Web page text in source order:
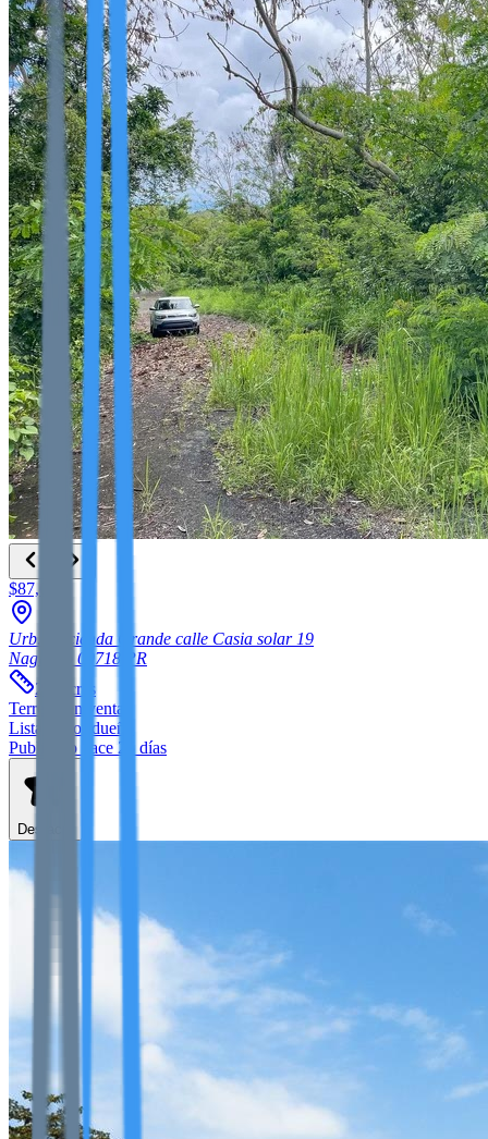
$87,000
Urb. Hacienda Grande calle Casia solar 19
Naguabo
00718 PR
2.9
acres
Terreno
en venta
Listado por dueño
Publicado hace 25 días
Destacar